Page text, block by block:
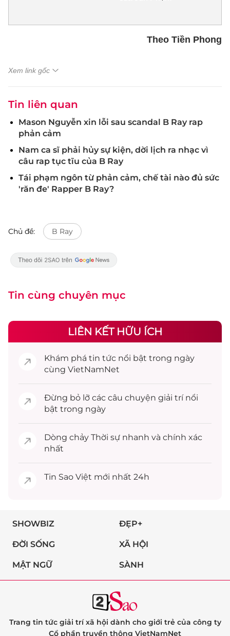
Theo Tiền Phong
Xem link gốc
Tin liên quan
Mason Nguyễn xin lỗi sau scandal B Ray rap
phản cảm
Nam ca sĩ phải hủy sự kiện, dời lịch ra nhạc vì
câu rap tục tĩu của B Ray
Tái phạm ngôn từ phản cảm, chế tài nào đủ sức
'răn đe' Rapper B Ray?
Chủ đề: B Ray
Tin cùng chuyên mục
LIÊN KẾT HỮU ÍCH
Khám phá tin tức nổi bật trong ngày
cùng VietNamNet
Đừng bỏ lỡ các câu chuyện giải trínổi
bật trong ngày
Dòng chảy Thời sự nhanh và chính xác
nhất
Tin Sao Việt mới nhất 24h
SHOWBIZ ĐẸP+
ĐỜI SỐNG XÃ HỘI
MẬT NGỮ SÀNH
Trang tin tức giải trí xã hội dành cho giới trẻ của công ty
Cổ phần truyền thông VietNamNet